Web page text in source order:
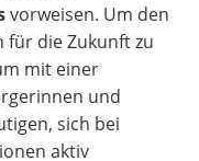
vorweisen. Um den
für die Zukunft zu
mit einer
und
sich bei
aktiv